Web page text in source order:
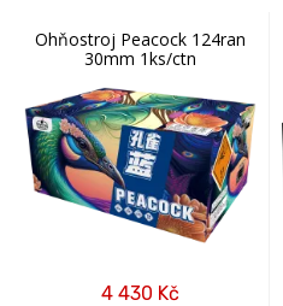
Ohňostroj Peacock 124ran
30mm 1ks/ctn
4 430 Kč